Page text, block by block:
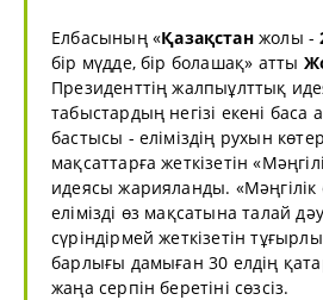
Елбасының «Қазақстанжолы -
бір мүдде, бір болашақ» атты
Президенттің жалпыұлттық
табыстардың негізі екені
бастысы - еліміздің рухын
мақсаттарға жеткізетін
идеясы жарияланды. «Мәңгілік
елімізді өз мақсатына талай
сүріндірмей жеткізетін
барлығы дамыған 30 елдің
жаңа серпін беретіні сөзсіз.